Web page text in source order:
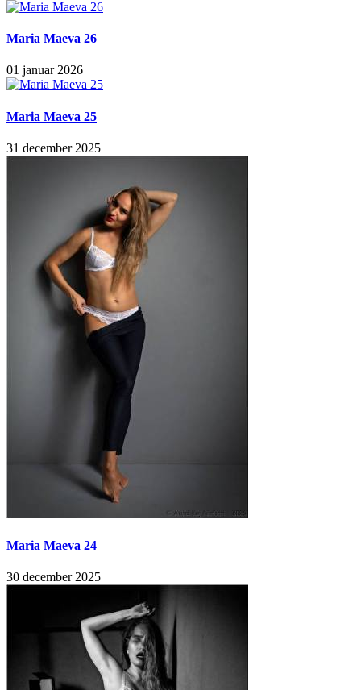
Maria Maeva 26
01 januar 2026
Maria Maeva 25
31 december 2025
Maria Maeva 24
30 december 2025